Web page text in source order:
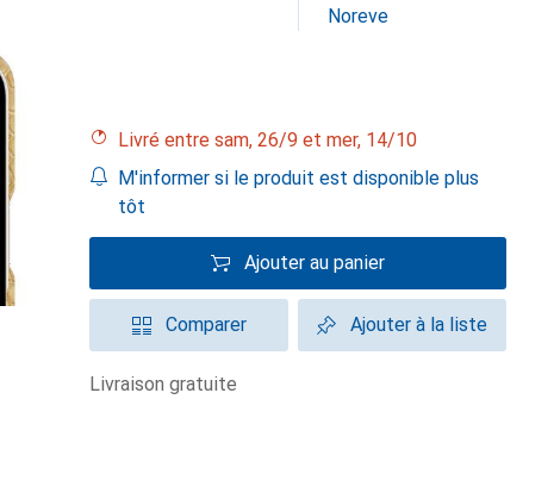
Noreve
Livré entre sam, 26/9 et mer, 14/10
M'informer si le produit est disponible plus
tôt
Ajouter au panier
Comparer Ajouter à la liste
livraison gratuite